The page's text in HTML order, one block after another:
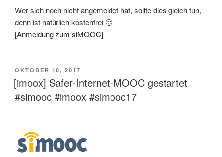
Wer sich noch nicht angemeldet hat, sollte dies gleich tun,
denn ist natürlich kostenfrei 🙂
[Anmeldung zum siMOOC]
VERÖFFENTLICHT
AM
OKTOBER 10, 2017
[imoox] Safer-Internet-MOOC gestartet
#simooc #imoox #simooc17